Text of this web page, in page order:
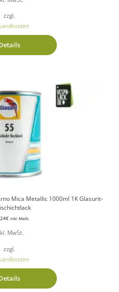
zzgl.
Mica Metallic 1000ml 1K Glasurit-
€ inkl. MwSt.
MwSt.
zzgl.